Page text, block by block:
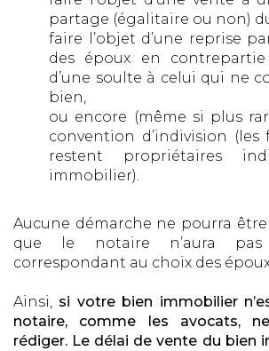
partage (égalitaire ou non)
faire l’objet d’une reprise
des époux en
d’une soulte à celui qui ne
bien,
ou encore (même si plus
convention d’indivision (les
restent propriétaires
immobilier).
Aucune démarche ne pourra
que le notaire n’aura pas
correspondant au choix des
Ainsi, si votre bien immobilier
notaire, comme les avocats,
rédiger. Le délai de vente du bien